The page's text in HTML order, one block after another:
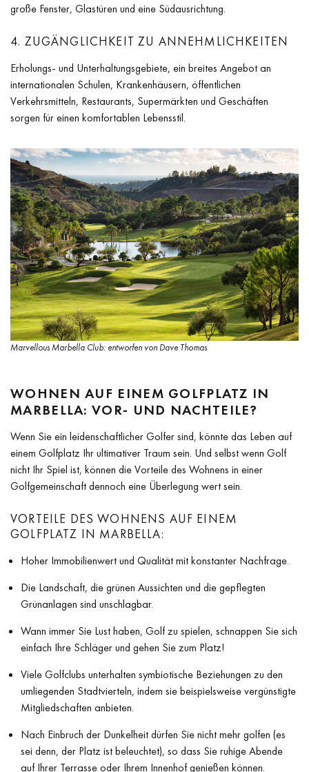
große Fenster, Glastüren und eine Südausrichtung.
4. ZUGÄNGLICHKEIT ZU ANNEHMLICHKEITEN
Erholungs- und Unterhaltungsgebiete, ein breites Angebot an
internationalen Schulen, Krankenhäusern, öffentlichen
Verkehrsmitteln, Restaurants, Supermärkten und Geschäften
sorgen für einen komfortablen Lebensstil.
Marvellous Marbella Club: entworfen von Dave Thomas
WOHNEN AUF EINEM GOLFPLATZ IN
MARBELLA: VOR- UND NACHTEILE?
Wenn Sie ein leidenschaftlicher Golfer sind, könnte das Leben auf
einem Golfplatz Ihr ultimativer Traum sein. Und selbst wenn Golf
nicht Ihr Spiel ist, können die Vorteile des Wohnens in einer
Golfgemeinschaft dennoch eine Überlegung wert sein.
VORTEILE DES WOHNENS AUF EINEM
GOLFPLATZ IN MARBELLA:
Hoher Immobilienwert und Qualität mit konstanter Nachfrage.
Die Landschaft, die grünen Aussichten und die gepflegten
Grünanlagen sind unschlagbar.
Wann immer Sie Lust haben, Golf zu spielen, schnappen Sie sich
einfach Ihre Schläger und gehen Sie zum Platz!
Viele Golfclubs unterhalten symbiotische Beziehungen zu den
umliegenden Stadtvierteln, indem sie beispielsweise vergünstigte
Mitgliedschaften anbieten.
Nach Einbruch der Dunkelheit dürfen Sie nicht mehr golfen (es
sei denn, der Platz ist beleuchtet), so dass Sie ruhige Abende
auf Ihrer Terrasse oder Ihrem Innenhof genießen können.